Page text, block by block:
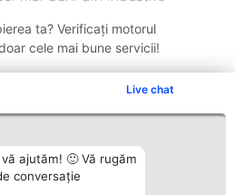
Live chat
ajutăm! 🙂 Vă rugăm
conversație
ta? Verificați motorul
cele mai bune servicii!